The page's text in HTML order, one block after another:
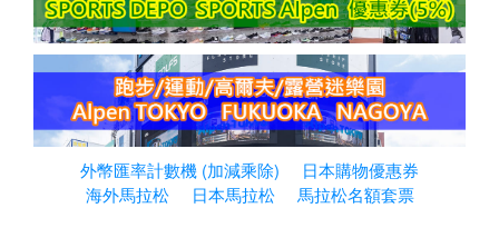
外幣匯率計數機 (加減乘除)
日本購物優惠券
海外馬拉松
日本馬拉松 馬拉松名額套票